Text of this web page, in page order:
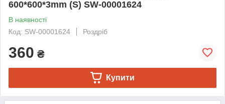
600*600*3mm (S) SW-00001624
В наявності
Код: SW-00001624
Роздріб
360 ₴
Купити